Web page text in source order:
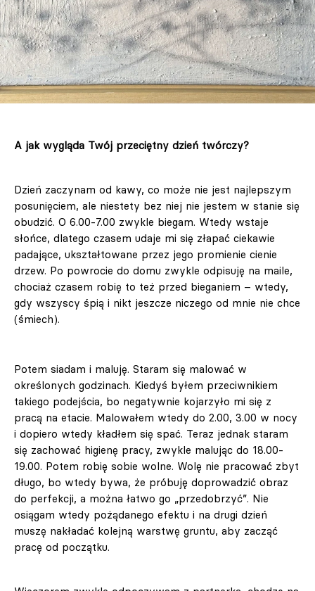
A jak wygląda Twój przeciętny dzień twórczy?
Dzień zaczynam od kawy, co może nie jest najlepszym
posunięciem, ale niestety bez niej nie jestem w stanie się
obudzić. O 6.00-7.00 zwykle biegam. Wtedy wstaje
słońce, dlatego czasem udaje mi się złapać ciekawie
padające, ukształtowane przez jego promienie cienie
drzew. Po powrocie do domu zwykle odpisuję na maile,
chociaż czasem robię to też przed bieganiem – wtedy,
gdy wszyscy śpią i nikt jeszcze niczego od mnie nie chce
(śmiech).
Potem siadam i maluję. Staram się malować w
określonych godzinach. Kiedyś byłem przeciwnikiem
takiego podejścia, bo negatywnie kojarzyło mi się z
pracą na etacie. Malowałem wtedy do 2.00, 3.00 w nocy
i dopiero wtedy kładłem się spać. Teraz jednak staram
się zachować higienę pracy, zwykle malując do 18.00-
19.00. Potem robię sobie wolne. Wolę nie pracować zbyt
długo, bo wtedy bywa, że próbuję doprowadzić obraz
do perfekcji, a można łatwo go „przedobrzyć”. Nie
osiągam wtedy pożądanego efektu i na drugi dzień
muszę nakładać kolejną warstwę gruntu, aby zacząć
pracę od początku.